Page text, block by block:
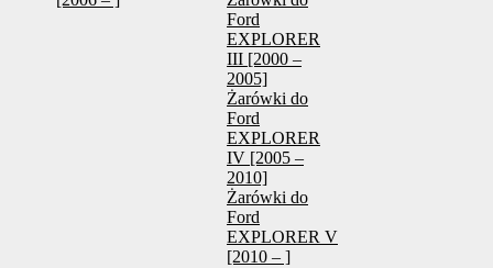
Ford
EXPLORER
III [2000 –
2005]
Żarówki do
Ford
EXPLORER
IV [2005 –
2010]
Żarówki do
Ford
EXPLORER V
[2010 – ]